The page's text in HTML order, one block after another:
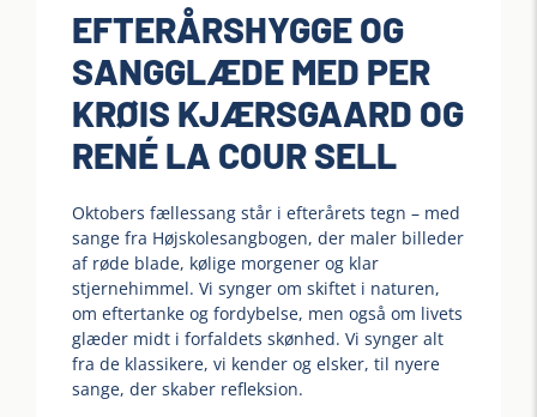
EFTERÅRSHYGGE OG
SANGGLÆDE MED PER
KRØIS KJÆRSGAARD OG
RENÉ LA COUR SELL
Oktobers fællessang står i efterårets tegn – med
sange fra Højskolesangbogen, der maler billeder
af røde blade, kølige morgener og klar
stjernehimmel. Vi synger om skiftet i naturen,
om eftertanke og fordybelse, men også om livets
glæder midt i forfaldets skønhed. Vi synger alt
fra de klassikere, vi kender og elsker, til nyere
sange, der skaber refleksion.